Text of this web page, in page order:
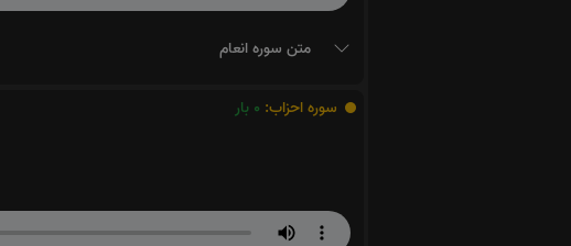
متن سوره انعام
سوره احزاب: 0 بار